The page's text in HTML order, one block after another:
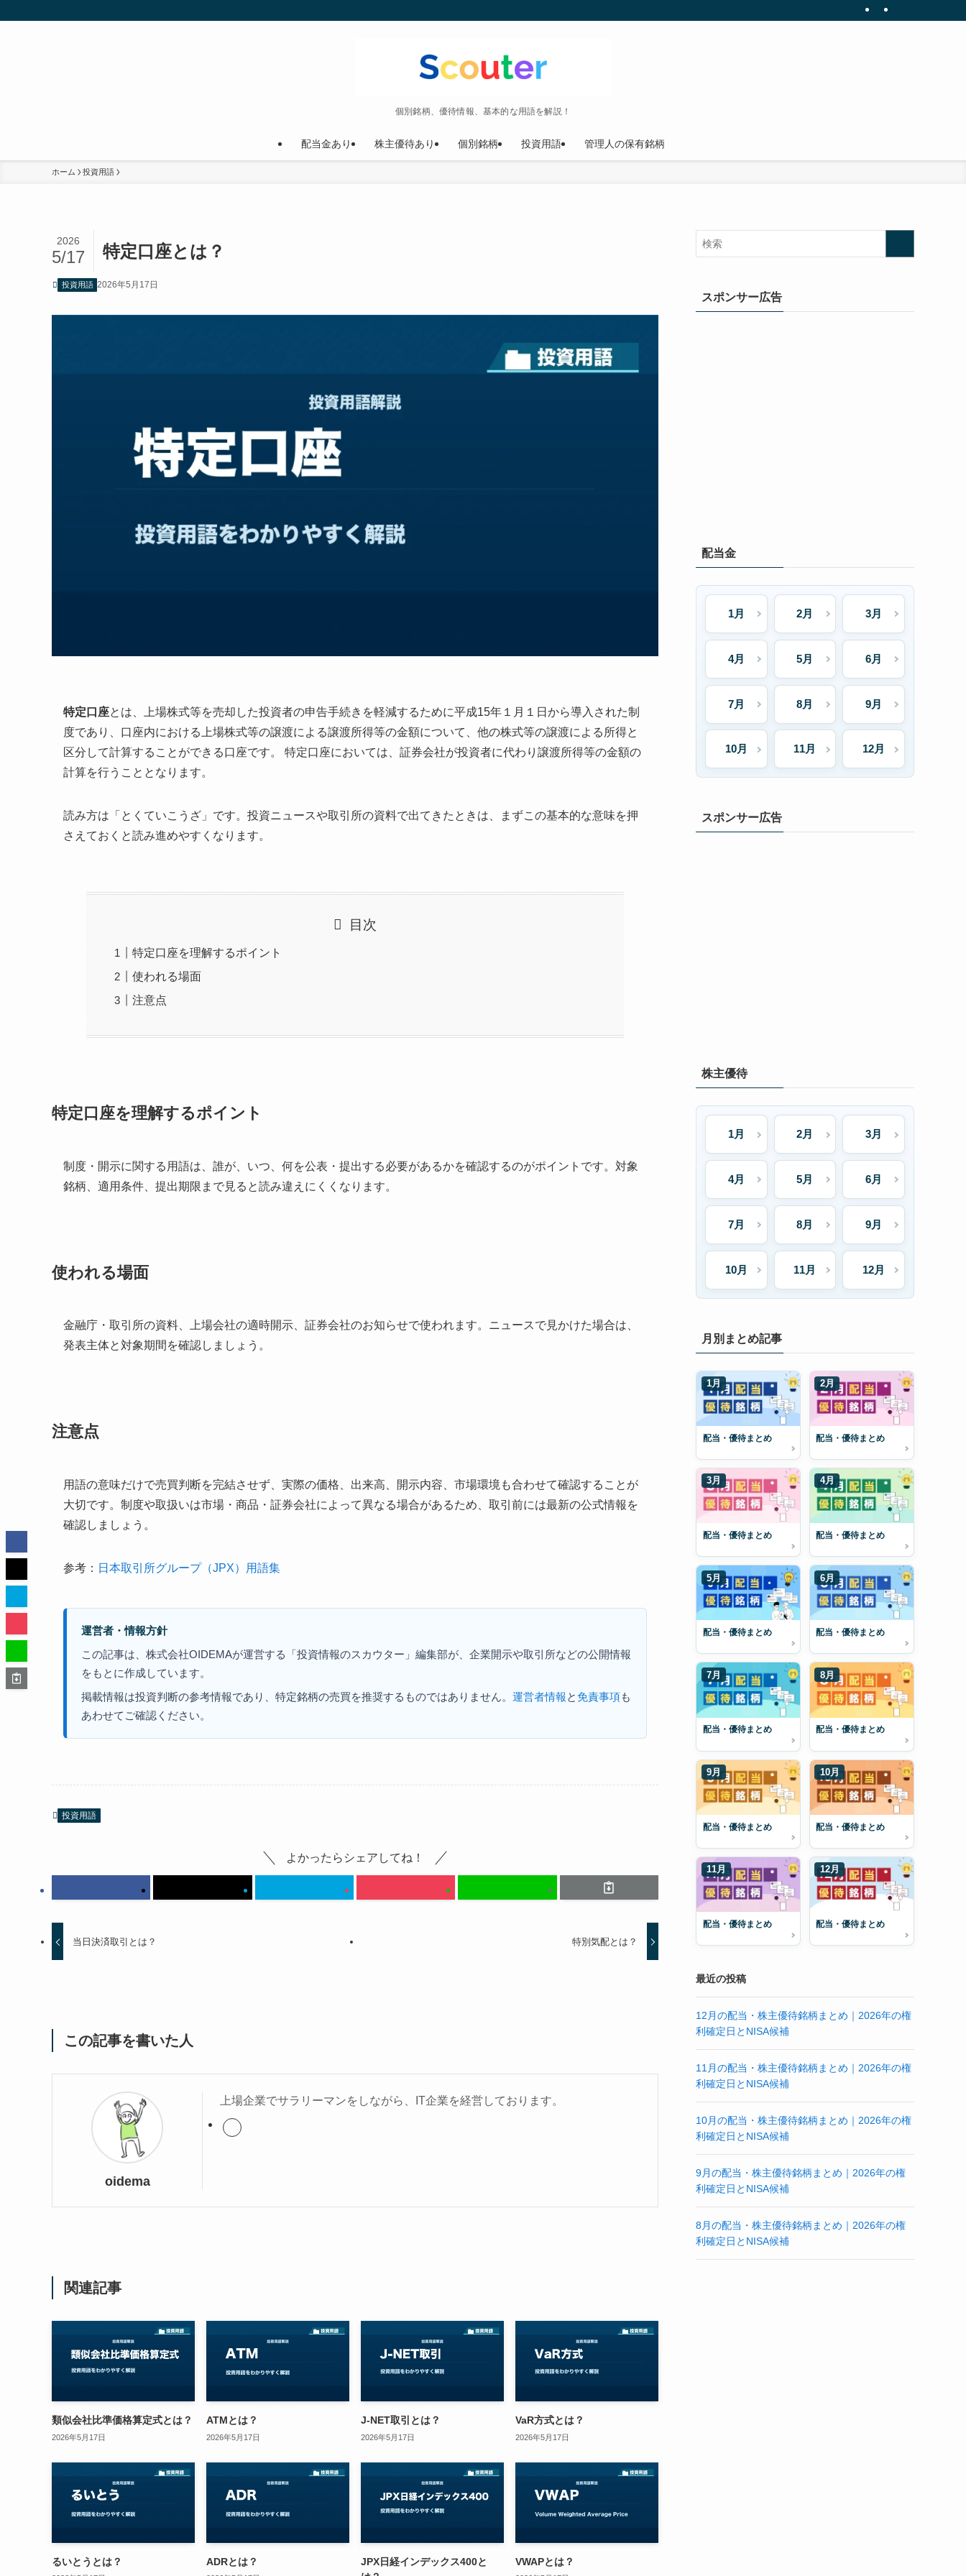
個別銘柄、優待情報、基本的な用語を解説！
配当金あり 株主優待あり 個別銘柄 投資用語 管理人の保有銘柄
ホーム 投資用語
特定口座とは？
2026
5/17
投資用語 2026年5月17日
特定口座とは、上場株式等を売却した投資者の申告手続きを軽減するために平成15年１月１日から導入された制
度であり、口座内における上場株式等の譲渡による譲渡所得等の金額について、他の株式等の譲渡による所得と
区分して計算することができる口座です。 特定口座においては、証券会社が投資者に代わり譲渡所得等の金額の
計算を行うこととなります。
読み方は「とくていこうざ」です。投資ニュースや取引所の資料で出てきたときは、まずこの基本的な意味を押
さえておくと読み進めやすくなります。
目次
特定口座を理解するポイント
使われる場面
注意点
特定口座を理解するポイント
制度・開示に関する用語は、誰が、いつ、何を公表・提出する必要があるかを確認するのがポイントです。対象
銘柄、適用条件、提出期限まで見ると読み違えにくくなります。
使われる場面
金融庁・取引所の資料、上場会社の適時開示、証券会社のお知らせで使われます。ニュースで見かけた場合は、
発表主体と対象期間を確認しましょう。
注意点
用語の意味だけで売買判断を完結させず、実際の価格、出来高、開示内容、市場環境も合わせて確認することが
大切です。制度や取扱いは市場・商品・証券会社によって異なる場合があるため、取引前には最新の公式情報を
確認しましょう。
参考： 日本取引所グループ（JPX）用語集
運営者・情報方針
この記事は、株式会社OIDEMAが運営する「投資情報のスカウター」編集部が、企業開示や取引所などの公開情報
をもとに作成しています。
掲載情報は投資判断の参考情報であり、特定銘柄の売買を推奨するものではありません。 運営者情報と免責事項も
あわせてご確認ください。
投資用語
よかったらシェアしてね！
当日決済取引とは？ 特別気配とは？
この記事を書いた人
oidema
上場企業でサラリーマンをしながら、IT企業を経営しております。
関連記事
類似会社比準価格算定式とは？
2026年5月17日
ATMとは？
2026年5月17日
J-NET取引とは？
2026年5月17日
VaR方式とは？
2026年5月17日
るいとうとは？ ADRとは？
JPX日経インデックス400と
VWAPとは？
スポンサー広告
配当金
1月 2月 3月
4月 5月 6月
7月 8月 9月
10月 11月 12月
スポンサー広告
株主優待
1月 2月 3月
4月 5月 6月
7月 8月 9月
10月 11月 12月
月別まとめ記事
1月
配当・優待まとめ
2月
配当・優待まとめ
3月
配当・優待まとめ
4月
配当・優待まとめ
5月
配当・優待まとめ
6月
配当・優待まとめ
7月
配当・優待まとめ
8月
配当・優待まとめ
9月
配当・優待まとめ
10月
配当・優待まとめ
11月
配当・優待まとめ
12月
配当・優待まとめ
最近の投稿
12月の配当・株主優待銘柄まとめ｜2026年の権
利確定日とNISA候補
11月の配当・株主優待銘柄まとめ｜2026年の権
利確定日とNISA候補
10月の配当・株主優待銘柄まとめ｜2026年の権
利確定日とNISA候補
9月の配当・株主優待銘柄まとめ｜2026年の権
利確定日とNISA候補
8月の配当・株主優待銘柄まとめ｜2026年の権
利確定日とNISA候補